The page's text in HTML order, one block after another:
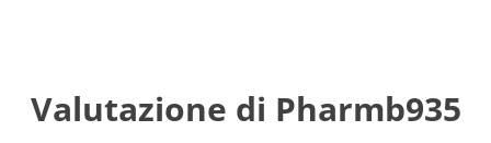
Valutazione di Pharmb935